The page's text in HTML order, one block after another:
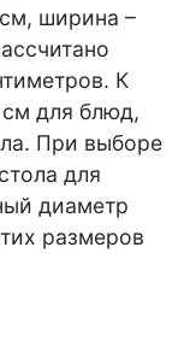
ширина –
К
для блюд,
При выборе
для
диаметр
размеров